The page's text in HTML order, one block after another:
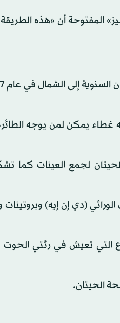
المفتوحة أن «هذه
غطاء يمكن لمن يوجه
لجمع العينات كما
(دي إن إيه)
التي تعيش في رئتي الحوت
الحيتان.